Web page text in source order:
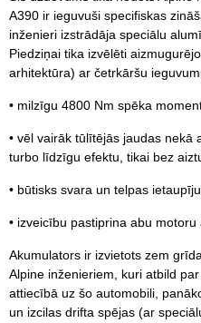
A390 ir ieguvuši specifiskas
inženieri izstrādāja speciālu
Piedziņai tika izvēlēti
arhitektūra) ar četrkāršu
• milzīgu 4800 Nm spēka
• vēl vairāk tūlītējās jaudas nekā
turbo līdzīgu efektu, tikai bez
• būtisks svara un telpas
• izveicību pastiprina abu motoru
Akumulators ir izvietots zem
Alpine inženieriem, kuri atbild
attiecībā uz šo automobili,
un izcilas drifta spējas (ar